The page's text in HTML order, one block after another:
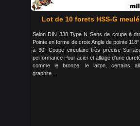
Lot de 10 forets HSS-G
Selon DIN 338 Type N Sens de coupe à
Pointe en forme de croix Angle de pointe
à 30° Coupe circulaire très précise
performance Pour acier et alliage d'une
comme le bronze, le laiton, certains
graphite...